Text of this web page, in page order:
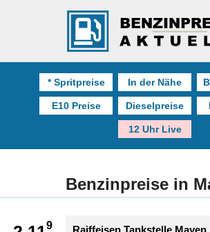
* Spritpreise In der Nähe
E10 Preise Dieselpreise
12 Uhr Live
Benzinpreise in
9